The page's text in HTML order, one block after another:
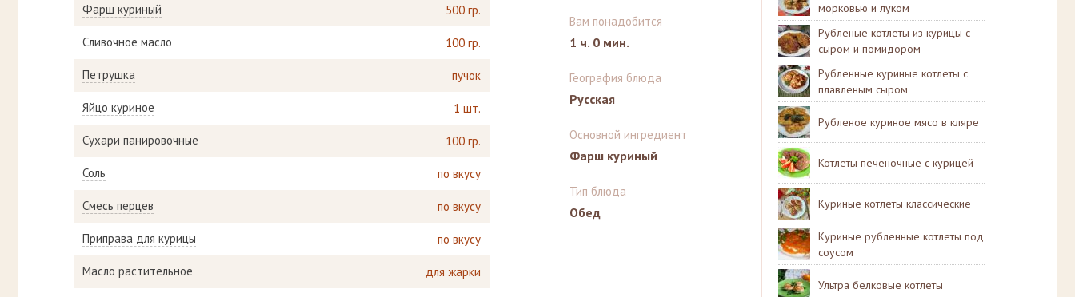
Фарш куриный 500 гр.
Сливочное масло 100 гр.
Петрушка пучок
Яйцо куриное 1 шт.
Сухари панировочные 100 гр.
Соль по вкусу
Смесь перцев по вкусу
Приправа для курицы по вкусу
Масло растительное для жарки
Вам понадобится
1 ч. 0 мин.
География блюда
Русская
Основной ингредиент
Фарш куриный
Тип блюда
Обед
морковью и луком
Рубленые котлеты из курицы с
сыром и помидором
Рубленные куриные котлеты с
плавленым сыром
Рубленое куриное мясо в кляре
Котлеты печеночные с курицей
Куриные котлеты классические
Куриные рубленные котлеты под
соусом
Ультра белковые котлеты